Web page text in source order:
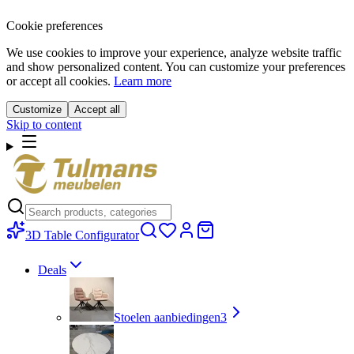
Cookie preferences
We use cookies to improve your experience, analyze website traffic
and show personalized content. You can customize your preferences
or accept all cookies. Learn more
Customize Accept all
Skip to content
3D Table Configurator
Deals
Stoelen aanbiedingen3